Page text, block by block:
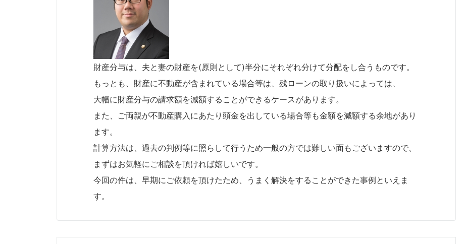
財産分与は、夫と妻の財産を(原則として)半分にそれぞれ分けて分配をし合うものです。
もっとも、財産に不動産が含まれている場合等は、残ローンの取り扱いによっては、
大幅に財産分与の請求額を減額することができるケースがあります。
また、ご両親が不動産購入にあたり頭金を出している場合等も金額を減額する余地があり
ます。
計算方法は、過去の判例等に照らして行うため一般の方では難しい面もございますので、
まずはお気軽にご相談を頂ければ嬉しいです。
今回の件は、早期にご依頼を頂けたため、うまく解決をすることができた事例といえま
す。